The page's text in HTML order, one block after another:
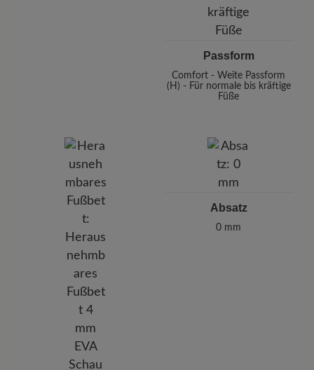
Passform
Comfort - Weite Passform
(H) - Für normale bis kräftige
Füße
Absatz
0 mm